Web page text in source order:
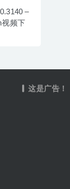
–
视频下
这是广告！